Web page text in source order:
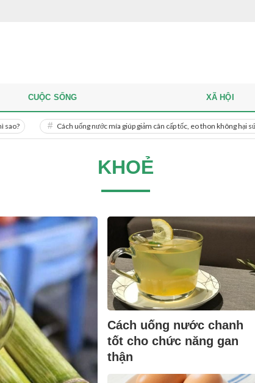
Cách uống nước mía giúp giảm cân cấp tốc, eo thon không hại sức khỏe
CUỘC SỐNG XÃ HỘI
KHOẺ
Cách uống nước chanh
tốt cho chức năng gan
thận